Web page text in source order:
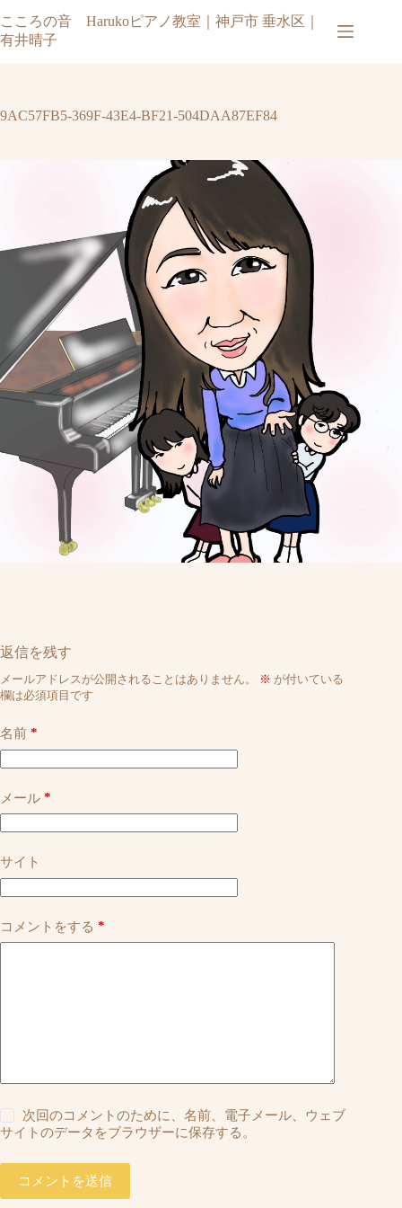
ン
テ
ス
こころの音 Harukoピアノ教室｜神戸市 垂水区｜
有井晴子
9AC57FB5-369F-43E4-BF21-504DAA87EF84
返信を残す
メールアドレスが公開されることはありません。 ※ が付いている
欄は必須項目です
名前 *
メール *
サイト
コメントをする *
次回のコメントのために、名前、電子メール、ウェブ
サイトのデータをブラウザーに保存する。
コメントを送信